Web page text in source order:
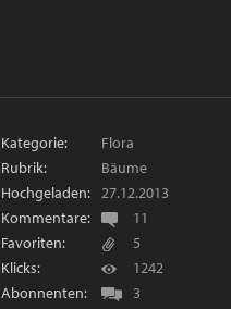
Kategorie:
Flora
Rubrik:
Bäume
Hochgeladen: 27.12.2013
Kommentare:
11
Favoriten:
5
Klicks:
1242
Abonnenten:
3